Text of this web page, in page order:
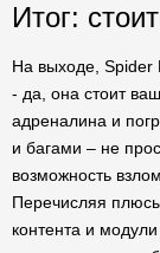
Итог:
На выходе, Spider
- да, она стоит
адреналина и
и багами – не
возможность
Перечисляя
контента и